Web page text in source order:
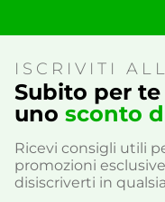
ISCRIVITI
Subito per te
uno sconto
Ricevi consigli utili
promozioni
disiscriverti in